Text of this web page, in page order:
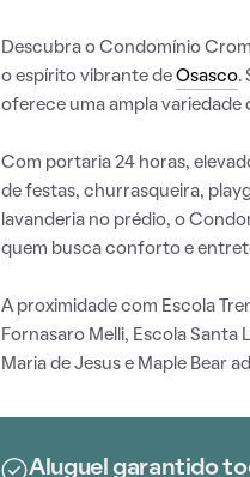
Descubra o Condomínio
o espírito vibrante de Osasco.
oferece uma ampla variedade
Com portaria 24 horas,
de festas, churrasqueira,
lavanderia no prédio, o
quem busca conforto e
A proximidade com Escola
Fornasaro Melli, Escola Santa
Maria de Jesus e Maple Bear
Aluguel garantido